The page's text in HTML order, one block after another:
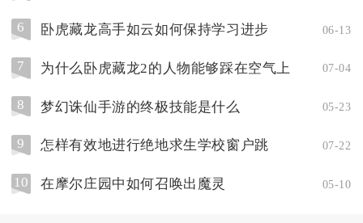
6 卧虎藏龙高手如云如何保持学习进步 06-13
7 为什么卧虎藏龙2的人物能够踩在空气上 07-04
8 梦幻诛仙手游的终极技能是什么 05-23
9 怎样有效地进行绝地求生学校窗户跳 07-22
10 在摩尔庄园中如何召唤出魔灵 05-10